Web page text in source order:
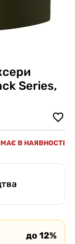
Series,
В НАЯВНОСТІ
до 12%